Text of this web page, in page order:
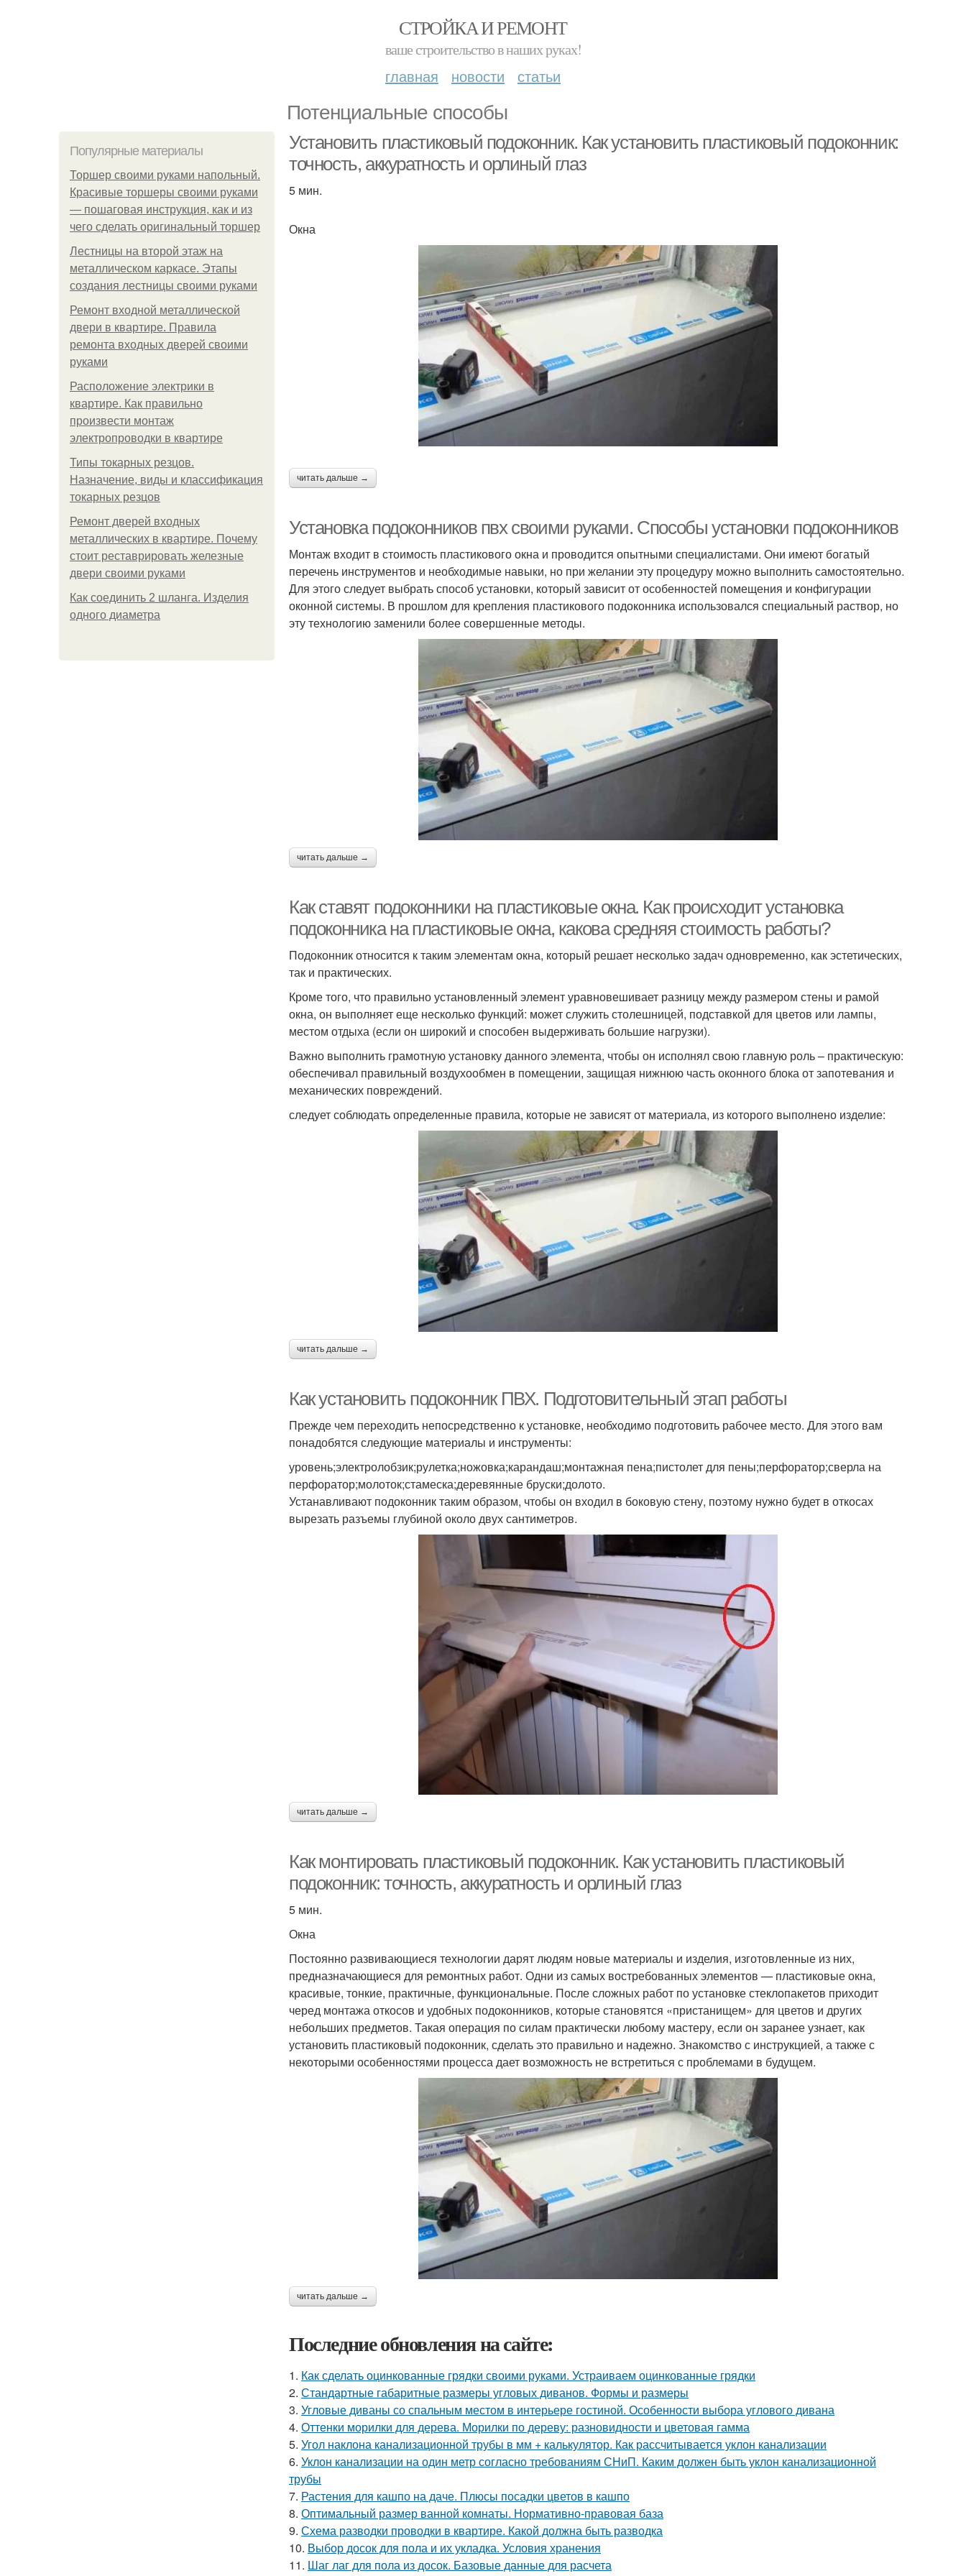
СТРОЙКА И РЕМОНТ
ваше строительство в наших руках!
главная новости статьи
Потенциальные способы
Популярные материалы
Торшер своими руками напольный.
Красивые торшеры своими руками
— пошаговая инструкция, как и из
чего сделать оригинальный торшер
Лестницы на второй этаж на
металлическом каркасе. Этапы
создания лестницы своими руками
Ремонт входной металлической
двери в квартире. Правила
ремонта входных дверей своими
руками
Расположение электрики в
квартире. Как правильно
произвести монтаж
электропроводки в квартире
Типы токарных резцов.
Назначение, виды и классификация
токарных резцов
Ремонт дверей входных
металлических в квартире. Почему
стоит реставрировать железные
двери своими руками
Как соединить 2 шланга. Изделия
одного диаметра
Установить пластиковый подоконник. Как установить пластиковый подоконник:
точность, аккуратность и орлиный глаз
5 мин.
Окна
читать дальше →
Установка подоконников пвх своими руками. Способы установки подоконников
Монтаж входит в стоимость пластикового окна и проводится опытными специалистами. Они имеют богатый
перечень инструментов и необходимые навыки, но при желании эту процедуру можно выполнить самостоятельно.
Для этого следует выбрать способ установки, который зависит от особенностей помещения и конфигурации
оконной системы. В прошлом для крепления пластикового подоконника использовался специальный раствор, но
эту технологию заменили более совершенные методы.
читать дальше →
Как ставят подоконники на пластиковые окна. Как происходит установка
подоконника на пластиковые окна, какова средняя стоимость работы?
Подоконник относится к таким элементам окна, который решает несколько задач одновременно, как эстетических,
так и практических.
Кроме того, что правильно установленный элемент уравновешивает разницу между размером стены и рамой
окна, он выполняет еще несколько функций: может служить столешницей, подставкой для цветов или лампы,
местом отдыха (если он широкий и способен выдерживать большие нагрузки).
Важно выполнить грамотную установку данного элемента, чтобы он исполнял свою главную роль – практическую:
обеспечивал правильный воздухообмен в помещении, защищая нижнюю часть оконного блока от запотевания и
механических повреждений.
следует соблюдать определенные правила, которые не зависят от материала, из которого выполнено изделие:
читать дальше →
Как установить подоконник ПВХ. Подготовительный этап работы
Прежде чем переходить непосредственно к установке, необходимо подготовить рабочее место. Для этого вам
понадобятся следующие материалы и инструменты:
уровень;электролобзик;рулетка;ножовка;карандаш;монтажная пена;пистолет для пены;перфоратор;сверла на
перфоратор;молоток;стамеска;деревянные бруски;долото.
Устанавливают подоконник таким образом, чтобы он входил в боковую стену, поэтому нужно будет в откосах
вырезать разъемы глубиной около двух сантиметров.
читать дальше →
Как монтировать пластиковый подоконник. Как установить пластиковый
подоконник: точность, аккуратность и орлиный глаз
5 мин.
Окна
Постоянно развивающиеся технологии дарят людям новые материалы и изделия, изготовленные из них,
предназначающиеся для ремонтных работ. Одни из самых востребованных элементов — пластиковые окна,
красивые, тонкие, практичные, функциональные. После сложных работ по установке стеклопакетов приходит
черед монтажа откосов и удобных подоконников, которые становятся «пристанищем» для цветов и других
небольших предметов. Такая операция по силам практически любому мастеру, если он заранее узнает, как
установить пластиковый подоконник, сделать это правильно и надежно. Знакомство с инструкцией, а также с
некоторыми особенностями процесса дает возможность не встретиться с проблемами в будущем.
читать дальше →
Последние обновления на сайте:
1. Как сделать оцинкованные грядки своими руками. Устраиваем оцинкованные грядки
2. Стандартные габаритные размеры угловых диванов. Формы и размеры
3. Угловые диваны со спальным местом в интерьере гостиной. Особенности выбора углового дивана
4. Оттенки морилки для дерева. Морилки по дереву: разновидности и цветовая гамма
5. Угол наклона канализационной трубы в мм + калькулятор. Как рассчитывается уклон канализации
6. Уклон канализации на один метр согласно требованиям СНиП. Каким должен быть уклон канализационной
трубы
7. Растения для кашпо на даче. Плюсы посадки цветов в кашпо
8. Оптимальный размер ванной комнаты. Нормативно-правовая база
9. Схема разводки проводки в квартире. Какой должна быть разводка
10. Выбор досок для пола и их укладка. Условия хранения
11. Шаг лаг для пола из досок. Базовые данные для расчета